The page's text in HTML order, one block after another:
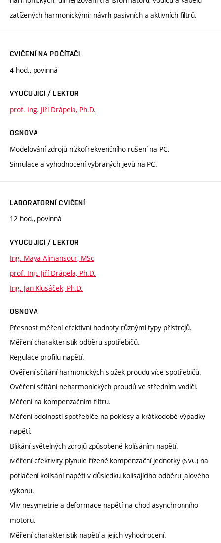
zatížených harmonickými; návrh pasivních a aktivních filtrů.
CVIČENÍ NA POČÍTAČI
4 hod., povinná
VYUČUJÍCÍ / LEKTOR
prof. Ing. Jiří Drápela, Ph.D.
OSNOVA
Modelování zdrojů nízkofrekvenčního rušení na PC.
Simulace a vyhodnocení vybraných jevů na PC.
LABORATORNÍ CVIČENÍ
12 hod., povinná
VYUČUJÍCÍ / LEKTOR
Ing. Maya Almansour, MSc
prof. Ing. Jiří Drápela, Ph.D.
Ing. Jan Klusáček, Ph.D.
OSNOVA
Přesnost měření efektivní hodnoty různými typy přístrojů.
Měření charakteristik odběru spotřebičů.
Regulace profilu napětí.
Ověření sčítání harmonických složek proudu více spotřebičů.
Ověření sčítání neharmonických proudů ve středním vodiči.
Měření na kompenzačním filtru.
Měření odolnosti spotřebiče na poklesy a krátkodobé výpadky
napětí.
Blikání světelných zdrojů způsobené kolísáním napětí.
Měření efektivity plynule řízené kompenzační jednotky (SVC) na
potlačení kolísání napětí v důsledku kolísajícího odběru jalového
výkonu.
Vliv nesymetrie a deformace napětí na chod asynchronního
motoru.
Měření charakteristik napětí a jejich vyhodnocení.